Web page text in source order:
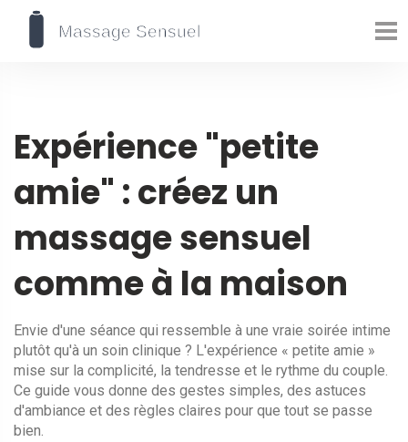
Expérience "petite
amie" : créez un
massage sensuel
comme à la maison
Envie d'une séance qui ressemble à une vraie soirée intime
plutôt qu'à un soin clinique ? L'expérience « petite amie »
mise sur la complicité, la tendresse et le rythme du couple.
Ce guide vous donne des gestes simples, des astuces
d'ambiance et des règles claires pour que tout se passe
bien.